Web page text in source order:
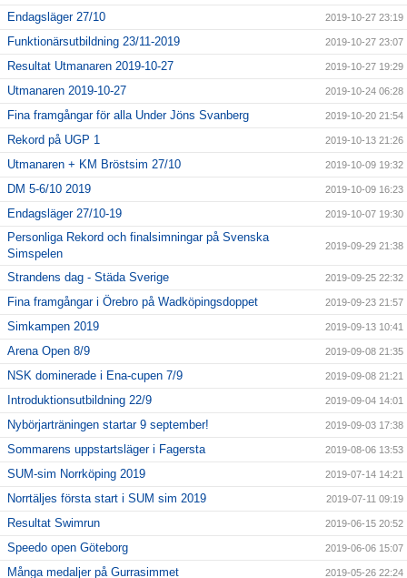
Endagsläger 27/10 2019-10-27 23:19
Funktionärsutbildning 23/11-2019 2019-10-27 23:07
Resultat Utmanaren 2019-10-27 2019-10-27 19:29
Utmanaren 2019-10-27 2019-10-24 06:28
Fina framgångar för alla Under Jöns Svanberg 2019-10-20 21:54
Rekord på UGP 1 2019-10-13 21:26
Utmanaren + KM Bröstsim 27/10 2019-10-09 19:32
DM 5-6/10 2019 2019-10-09 16:23
Endagsläger 27/10-19 2019-10-07 19:30
Personliga Rekord och finalsimningar på Svenska
Simspelen
2019-09-29 21:38
Strandens dag - Städa Sverige 2019-09-25 22:32
Fina framgångar i Örebro på Wadköpingsdoppet 2019-09-23 21:57
Simkampen 2019 2019-09-13 10:41
Arena Open 8/9 2019-09-08 21:35
NSK dominerade i Ena-cupen 7/9 2019-09-08 21:21
Introduktionsutbildning 22/9 2019-09-04 14:01
Nybörjarträningen startar 9 september! 2019-09-03 17:38
Sommarens uppstartsläger i Fagersta 2019-08-06 13:53
SUM-sim Norrköping 2019 2019-07-14 14:21
Norrtäljes första start i SUM sim 2019 2019-07-11 09:19
Resultat Swimrun 2019-06-15 20:52
Speedo open Göteborg 2019-06-06 15:07
Många medaljer på Gurrasimmet 2019-05-26 22:24